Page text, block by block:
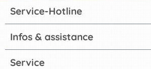
Service-Hotline
Infos & assistance
Service